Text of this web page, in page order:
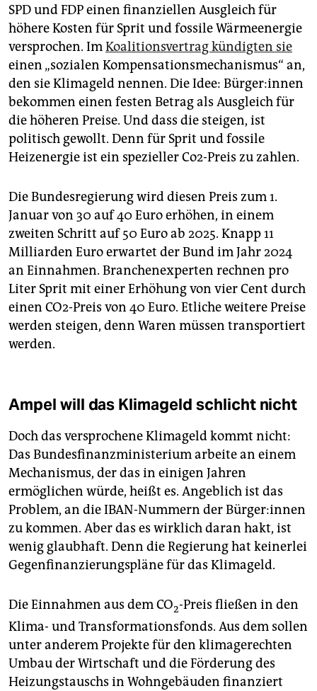
SPD und FDP einen finanziellen Ausgleich für
höhere Kosten für Sprit und fossile Wärmeenergie
versprochen. ImKoalitionsvertrag kündigten sie
einen „sozialen Kompensationsmechanismus“ an,
den sie Klimageld nennen. Die Idee: Bür­ge­r:in­nen
bekommen einen festen Betrag als Ausgleich für
die höheren Preise. Und dass die steigen, ist
politisch gewollt. Denn für Sprit und fossile
Heizenergie ist ein spezieller Co2-Preis zu zahlen.
Die Bundesregierung wird diesen Preis zum 1.
Januar von 30 auf 40 Euro erhöhen, in einem
zweiten Schritt auf 50 Euro ab 2025. Knapp 11
Milliarden Euro erwartet der Bund im Jahr 2024
an Einnahmen. Branchenexperten rechnen pro
Liter Sprit mit einer Erhöhung von vier Cent durch
einen CO2-Preis von 40 Euro. Etliche weitere Preise
werden steigen, denn Waren müssen transportiert
werden.
Ampel will das Klimageld schlicht nicht
Doch das versprochene Klimageld kommt nicht:
Das Bundesfinanzministerium arbeite an einem
Mechanismus, der das in einigen Jahren
ermöglichen würde, heißt es. Angeblich ist das
Problem, an die IBAN-Nummern der Bür­ge­r:in­nen
zu kommen. Aber das es wirklich daran hakt, ist
wenig glaubhaft. Denn die Regierung hat keinerlei
Gegenfinanzierungspläne für das Klimageld.
Die Einnahmen aus dem CO2-Preis fließen in den
Klima- und Transformationsfonds. Aus dem sollen
unter anderem Projekte für den klimagerechten
Umbau der Wirtschaft und die Förderung des
Heizungstauschs in Wohngebäuden finanziert